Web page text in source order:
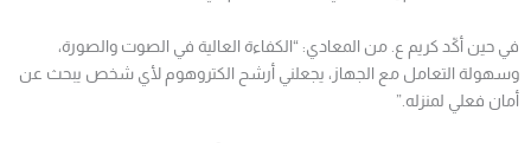
في حين أكّد كريم ع. من المعادي: “الكفاءة العالية في الصوت والصورة،
وسهولة التعامل مع الجهاز، يجعلني أرشح الكتروهوم لأي شخص يبحث عن
أمان فعلي لمنزله.”